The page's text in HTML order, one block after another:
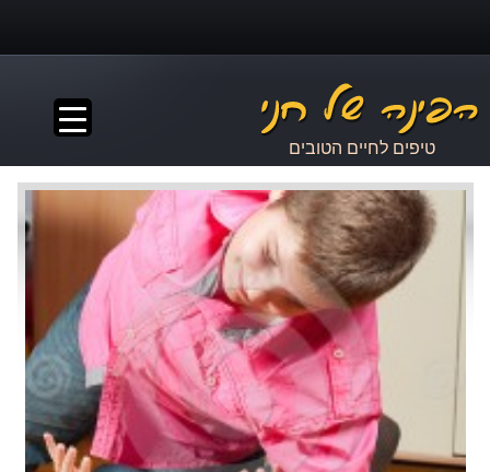
טיפים לחיים הטובים